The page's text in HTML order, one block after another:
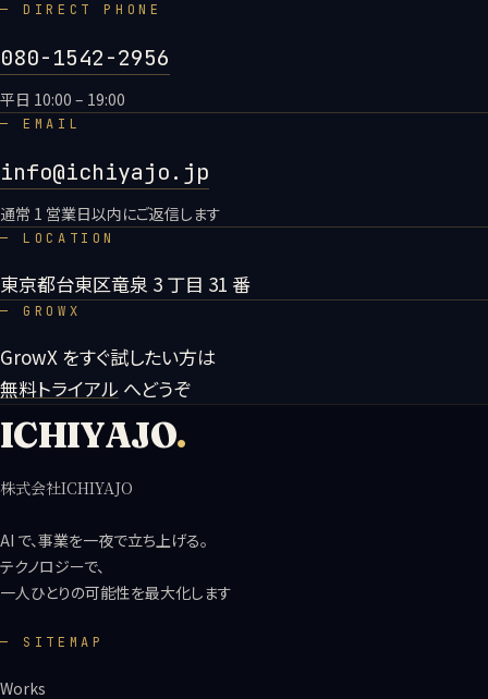
— DIRECT PHONE
080-1542-2956
平日 10:00 – 19:00
— EMAIL
info@ichiyajo.jp
通常 1 営業日以内にご返信します
— LOCATION
東京都台東区竜泉 3 丁目 31 番
— GROWX
GrowX をすぐ試したい方は
無料トライアル へどうぞ
ICHIYAJO.
株式会社ICHIYAJO
AI で、事業を一夜で立ち上げる。
テクノロジーで、
一人ひとりの可能性を最大化します
— SITEMAP
Works